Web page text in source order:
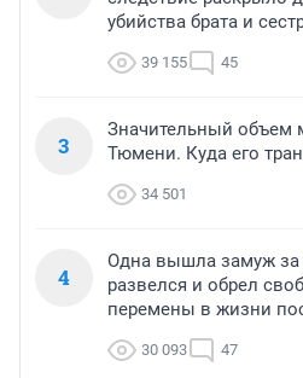
убийства брата и
39 155 45
3
Значительный объем
Тюмени. Куда его
34 501
4
Одна вышла замуж за
развелся и обрел
перемены в жизни
30 093 47